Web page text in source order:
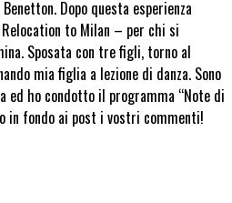
Dopo questa esperienza
to Milan – per chi si
Sposata con tre figli, torno al
mia figlia a lezione di danza. Sono
ed ho condotto il programma “Note di
in fondo ai post i vostri commenti!